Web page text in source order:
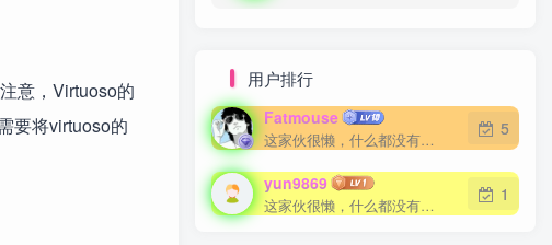
意，Virtuoso的
要将virtuoso的
用户排行
Fatmouse
这家伙很懒，什么都没有写...
5
yun9869
这家伙很懒，什么都没有写...
1